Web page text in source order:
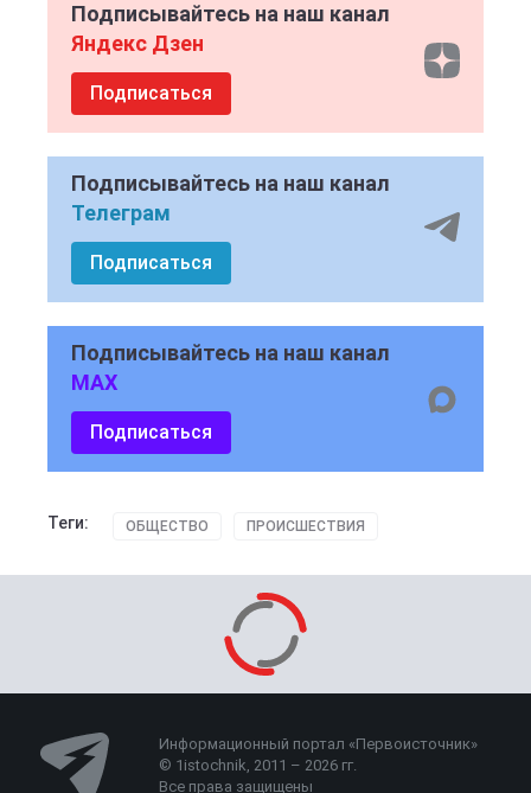
Подписывайтесь на наш канал
Яндекс Дзен
Подписаться
Подписывайтесь на наш канал
Телеграм
Подписаться
Подписывайтесь на наш канал
MAX
Подписаться
Теги: ОБЩЕСТВО ПРОИСШЕСТВИЯ
Информационный портал «Первоисточник»
© 1istochnik, 2011 – 2026 гг.
Все права защищены